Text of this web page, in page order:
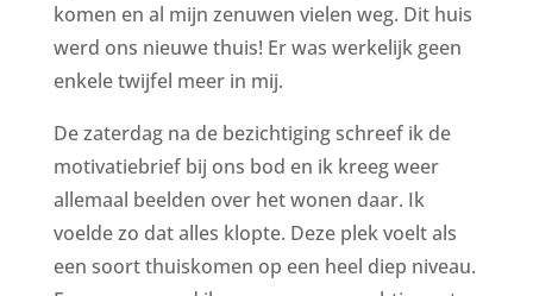
komen en al mijn zenuwen vielen weg. Dit huis
werd ons nieuwe thuis! Er was werkelijk geen
enkele twijfel meer in mij.
De zaterdag na de bezichtiging schreef ik de
motivatiebrief bij ons bod en ik kreeg weer
allemaal beelden over het wonen daar. Ik
voelde zo dat alles klopte. Deze plek voelt als
een soort thuiskomen op een heel diep niveau.